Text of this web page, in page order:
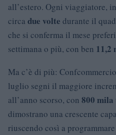
all’estero. Ogni viaggiatore,
circa due volte durante il
che si conferma il mese
settimana o più, con ben 11,2
Ma c’è di più:
luglio segni il maggiore
all’anno scorso, con 800
dimostrano una crescente
riuscendo così a